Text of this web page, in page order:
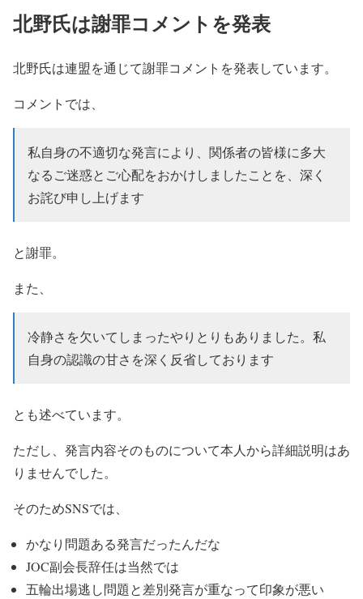
北野氏は謝罪コメントを発表
北野氏は連盟を通じて謝罪コメントを発表しています。
コメントでは、
私自身の不適切な発言により、関係者の皆様に多大
なるご迷惑とご心配をおかけしましたことを、深く
お詫び申し上げます
と謝罪。
また、
冷静さを欠いてしまったやりとりもありました。私
自身の認識の甘さを深く反省しております
とも述べています。
ただし、発言内容そのものについて本人から詳細説明はあ
りませんでした。
そのためSNSでは、
かなり問題ある発言だったんだな
JOC副会長辞任は当然では
五輪出場逃し問題と差別発言が重なって印象が悪い